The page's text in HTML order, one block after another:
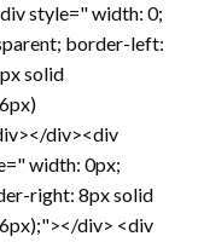
style=" width: 0;
border-left:
solid
div><div
width: 0px;
right: 8px solid
div> <div